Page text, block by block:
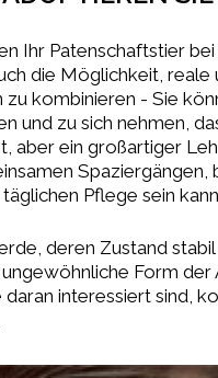
Ihr Patenschaftstier bei
die Möglichkeit, reale
kombinieren - Sie
und zu sich nehmen,
aber ein großartiger
Spaziergängen,
Pflege sein
deren Zustand
Form der
daran interessiert sind,